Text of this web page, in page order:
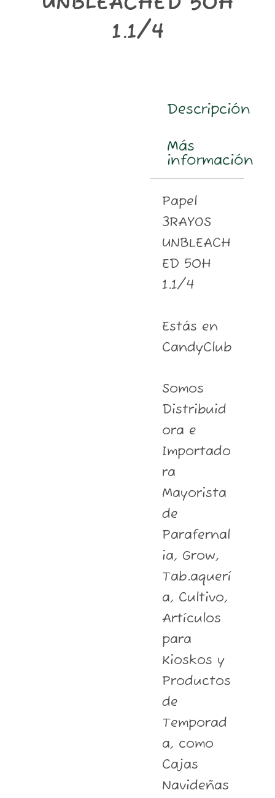
1.1/4
Descripción
Más
información
Papel
3RAYOS
UNBLEACH
ED 50H
1.1/4
Estás en
CandyClub
Somos
Distribuid
ora e
Importado
ra
Mayorista
de
Parafernal
ia, Grow,
Tab.aquerí
a, Cultivo,
Artículos
para
Kioskos y
Productos
de
Temporad
a, como
Cajas
Navideñas